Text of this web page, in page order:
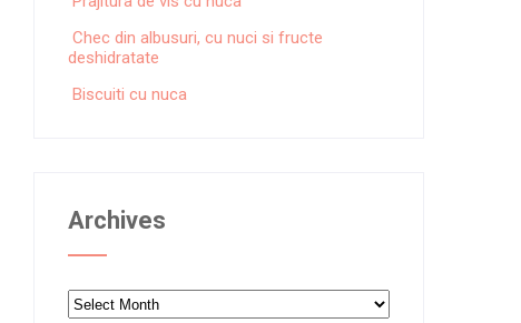
Chec din albusuri, cu nuci si fructe
deshidratate
Biscuiti cu nuca
Archives
Archives